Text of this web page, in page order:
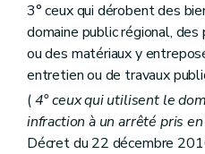
3° ceux qui dérobent des
domaine public régional,
ou des matériaux y
entretien ou de travaux
(4° ceux qui utilisent le
infraction à un arrêté pris
Décret du 22 décembre